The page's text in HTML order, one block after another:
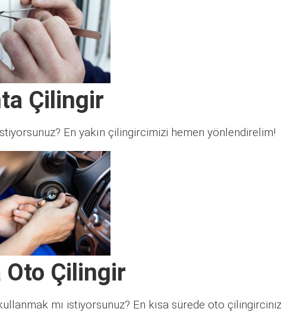
Çilingir
En yakın çilingircimizi hemen yönlendirelim!
Oto Çilingir
mı istiyorsunuz? En kısa sürede oto